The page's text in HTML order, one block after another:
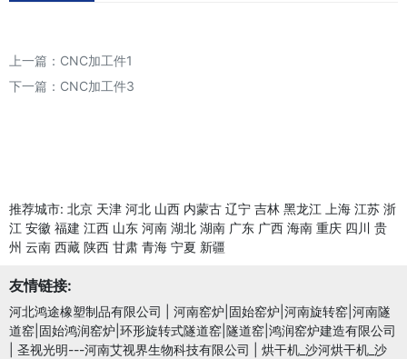
上一篇： CNC加工件1
下一篇： CNC加工件3
推荐城市: 北京 天津 河北 山西 内蒙古 辽宁 吉林 黑龙江 上海 江苏 浙
江 安徽 福建 江西 山东 河南 湖北 湖南 广东 广西 海南 重庆 四川 贵
州 云南 西藏 陕西 甘肃 青海 宁夏 新疆
友情链接:
河北鸿途橡塑制品有限公司
河南窑炉|固始窑炉|河南旋转窑|河南隧
道窑|固始鸿润窑炉|环形旋转式隧道窑|隧道窑|鸿润窑炉建造有限公司
圣视光明---河南艾视界生物科技有限公司
烘干机_沙河烘干机_沙